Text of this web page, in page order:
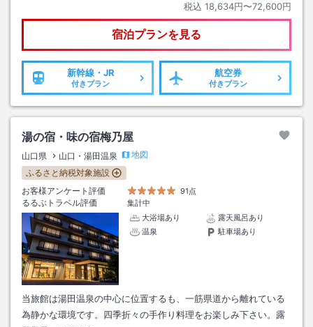
税込 18,634円〜72,600円
宿泊プランを見る
新幹線・JR
付きプラン
航空券
付きプラン
湯の宿・味の宿梅乃屋
山口県 山口・湯田温泉
地図
ふるさと納税対象施設
お客様アンケート評価
91点
るるぶトラベル評価
集計中
大浴場あり
露天風呂あり
温泉
駐車場あり
当旅館は湯田温泉の中心に位置するも、一筋県道から離れている
為静かな環境です。四季折々の手作り料理をお楽しみ下さい。露